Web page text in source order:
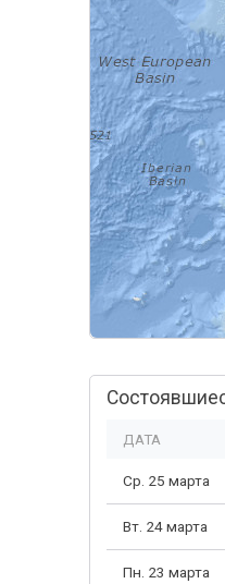
ДАТА
Ср. 25 марта
Вт. 24 марта
Пн. 23 марта